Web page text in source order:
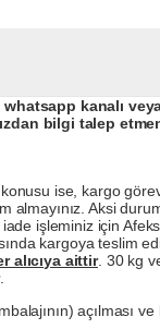
whatsapp kanalı
bilgi talep
ise, kargo
almayınız. Aksi
işleminiz için
kargoya teslim
alıcıya aittir. 30 kg
.
açılması